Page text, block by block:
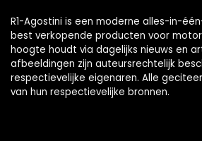
R1-Agostini is een moderne alles-in-
best verkopende producten voor
hoogte houdt via dagelijks nieuws en
afbeeldingen zijn auteursrechtelijk
respectievelijke eigenaren. Alle
van hun respectievelijke bronnen.